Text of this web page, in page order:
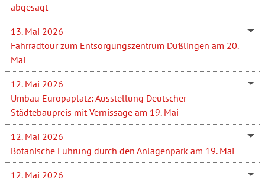
abgesagt
13. Mai 2026
Fahrradtour zum Entsorgungszentrum Dußlingen am 20.
Mai
12. Mai 2026
Umbau Europaplatz: Ausstellung Deutscher
Städtebaupreis mit Vernissage am 19. Mai
12. Mai 2026
Botanische Führung durch den Anlagenpark am 19. Mai
12. Mai 2026